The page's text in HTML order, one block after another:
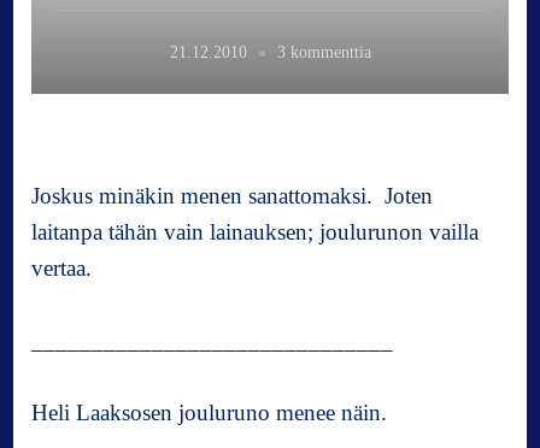
21.12.2010 3 kommenttiaa
l
J
u
Joskus minäkin menen sanattomaksi. Joten
laitanpa tähän vain lainauksen; joulurunon vailla
vertaa.
Heli Laaksosen jouluruno menee näin.